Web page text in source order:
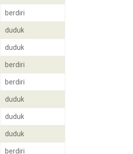
berdiri
duduk
duduk
berdiri
berdiri
duduk
duduk
duduk
berdiri